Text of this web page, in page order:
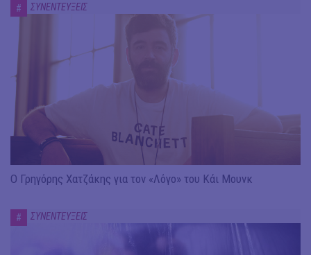
# ΣΥΝΕΝΤΕΥΞΕΙΣ
Ο Γρηγόρης Χατζάκης για τον «Λόγο» του Κάι Μουνκ
# ΣΥΝΕΝΤΕΥΞΕΙΣ